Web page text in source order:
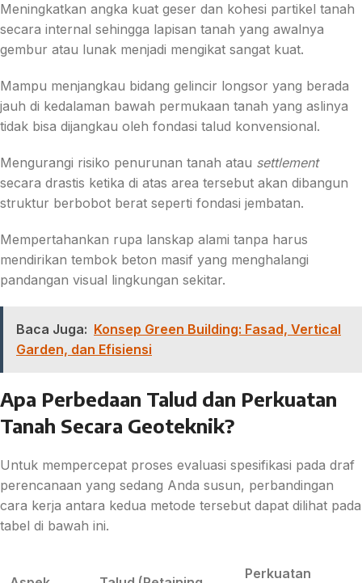
Meningkatkan angka kuat geser dan kohesi partikel tanah
secara internal sehingga lapisan tanah yang awalnya
gembur atau lunak menjadi mengikat sangat kuat.
Mampu menjangkau bidang gelincir longsor yang berada
jauh di kedalaman bawah permukaan tanah yang aslinya
tidak bisa dijangkau oleh fondasi talud konvensional.
Mengurangi risiko penurunan tanah atau settlement
secara drastis ketika di atas area tersebut akan dibangun
struktur berbobot berat seperti fondasi jembatan.
Mempertahankan rupa lanskap alami tanpa harus
mendirikan tembok beton masif yang menghalangi
pandangan visual lingkungan sekitar.
Baca Juga: Konsep Green Building: Fasad, Vertical
Garden, dan Efisiensi
Apa Perbedaan Talud dan Perkuatan
Tanah Secara Geoteknik?
Untuk mempercepat proses evaluasi spesifikasi pada draf
perencanaan yang sedang Anda susun, perbandingan
cara kerja antara kedua metode tersebut dapat dilihat pada
tabel di bawah ini.
Perkuatan